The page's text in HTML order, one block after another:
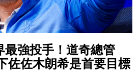
最強投手！道奇總管
佐佐木朗希是首要目標